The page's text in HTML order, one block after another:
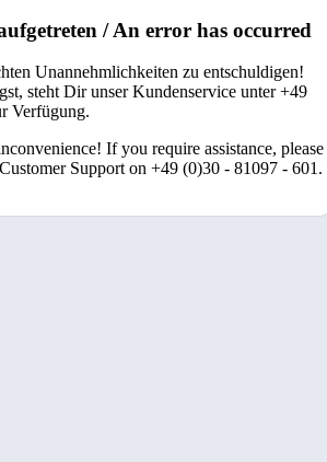
/ An error has occurred
Unannehmlichkeiten zu entschuldigen!
steht Dir unser Kundenservice unter +49
Verfügung.
If you require assistance, please
Support on +49 (0)30 - 81097 - 601.